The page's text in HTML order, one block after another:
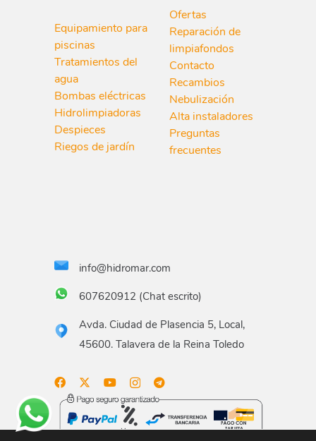
Equipamiento para
piscinas
Tratamientos del
agua
Bombas eléctricas
Hidrolimpiadoras
Despieces
Riegos de jardín
Ofertas
Reparación de
limpiafondos
Contacto
Recambios
Nebulización
Alta instaladores
Preguntas
frecuentes
info@hidromar.com
607620912 (Chat escrito)
Avda. Ciudad de Plasencia 5, Local,
45600. Talavera de la Reina Toledo